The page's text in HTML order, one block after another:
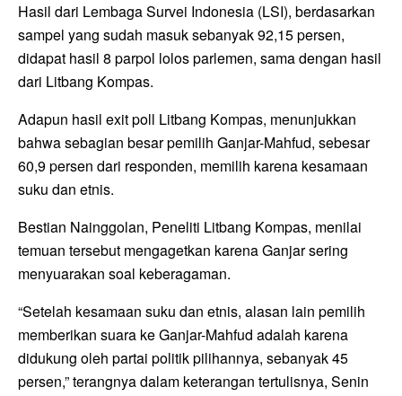
Hasil dari Lembaga Survei Indonesia (LSI), berdasarkan
sampel yang sudah masuk sebanyak 92,15 persen,
didapat hasil 8 parpol lolos parlemen, sama dengan hasil
dari Litbang Kompas.
Adapun hasil exit poll Litbang Kompas, menunjukkan
bahwa sebagian besar pemilih Ganjar-Mahfud, sebesar
60,9 persen dari responden, memilih karena kesamaan
suku dan etnis.
Bestian Nainggolan, Peneliti Litbang Kompas, menilai
temuan tersebut mengagetkan karena Ganjar sering
menyuarakan soal keberagaman.
“Setelah kesamaan suku dan etnis, alasan lain pemilih
memberikan suara ke Ganjar-Mahfud adalah karena
didukung oleh partai politik pilihannya, sebanyak 45
persen,” terangnya dalam keterangan tertulisnya, Senin